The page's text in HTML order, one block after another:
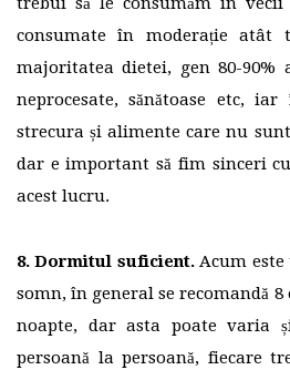
consumate în moderație atât
majoritatea dietei, gen 80-
neprocesate, sănătoase etc,
strecura și alimente care nu
dar e important să fim sinceri
acest lucru.
8. Dormitul suficient.Acum este
somn, în general se recomandă
noapte, dar asta poate varia
persoană la persoană, fiecare